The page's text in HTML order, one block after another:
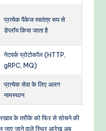
प्रत्येक पैकेज स्वतंत्र रूप से
डेप्लॉय किया जाता है
नेटवर्क प्रोटोकॉल (HTTP,
gRPC, MQ)
प्रत्येक सेवा के लिए अलग
नामस्थान
के तरीके को फिर से सोचने की
जाए जाने वाले स्थिर आरेख अब